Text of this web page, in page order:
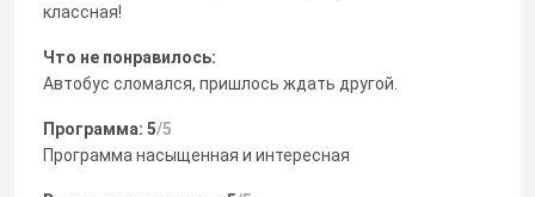
классная!
Что не понравилось:
Автобус сломался, пришлось ждать другой.
Программа: 5/5
Программа насыщенная и интересная